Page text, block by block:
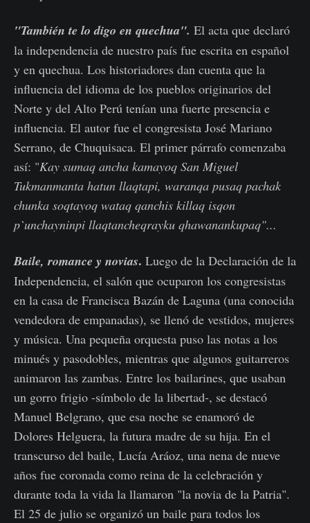
"También te lo digo en quechua". El acta que declaró
la independencia de nuestro país fue escrita en español
y en quechua. Los historiadores dan cuenta que la
influencia del idioma de los pueblos originarios del
Norte y del Alto Perú tenían una fuerte presencia e
influencia. El autor fue el congresista José Mariano
Serrano, de Chuquisaca. El primer párrafo comenzaba
así: "Kay sumaq ancha kamayoq San Miguel
Tukmanmanta hatun llaqtapi, waranqa pusaq pachak
chunka soqtayoq wataq qanchis killaq isqon
p`unchayninpi llaqtancheqrayku qhawanankupaq"...
Baile, romance y novias. Luego de la Declaración de la
Independencia, el salón que ocuparon los congresistas
en la casa de Francisca Bazán de Laguna (una conocida
vendedora de empanadas), se llenó de vestidos, mujeres
y música. Una pequeña orquesta puso las notas a los
minués y pasodobles, mientras que algunos guitarreros
animaron las zambas. Entre los bailarines, que usaban
un gorro frigio -símbolo de la libertad-, se destacó
Manuel Belgrano, que esa noche se enamoró de
Dolores Helguera, la futura madre de su hija. En el
transcurso del baile, Lucía Aráoz, una nena de nueve
años fue coronada como reina de la celebración y
durante toda la vida la llamaron "la novia de la Patria".
El 25 de julio se organizó un baile para todos los